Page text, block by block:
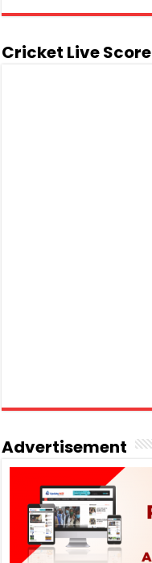
Cricket Live Score
Advertisement